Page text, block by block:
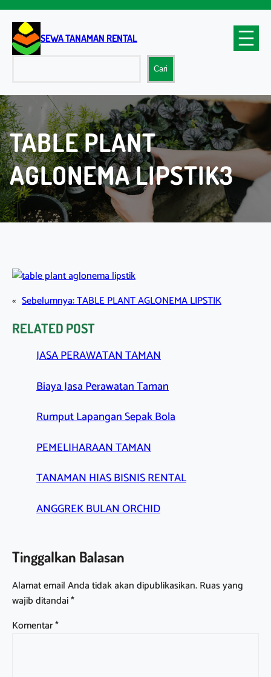
Lewati
konten
SEWA TANAMAN RENTAL
Cari
TABLE PLANT
AGLONEMA LIPSTIK3
« Sebelumnya:TABLE PLANT AGLONEMA LIPSTIK
RELATED POST
JASA PERAWATAN TAMAN
Biaya Jasa Perawatan Taman
Rumput Lapangan Sepak Bola
PEMELIHARAAN TAMAN
TANAMAN HIAS BISNIS RENTAL
ANGGREK BULAN ORCHID
Tinggalkan Balasan
Alamat email Anda tidak akan dipublikasikan.Ruas yang
wajib ditandai*
Komentar*